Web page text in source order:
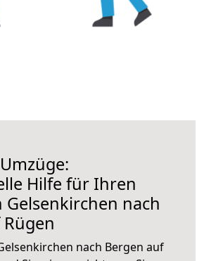
Hilfe für Ihren
Gelsenkirchen nach
nach Bergen auf